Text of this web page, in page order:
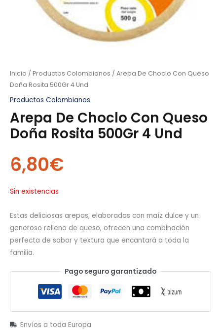
Inicio / Productos Colombianos / Arepa De Choclo Con Queso
Doña Rosita 500Gr 4 Und
Productos Colombianos
Arepa De Choclo Con Queso
Doña Rosita 500Gr 4 Und
6,80€
Sin existencias
Estas deliciosas arepas, elaboradas con maíz dulce y un
generoso relleno de queso, ofrecen una combinación
perfecta de sabor y textura que encantará a toda la
familia.
Pago seguro garantizado
Envíos a toda Europa